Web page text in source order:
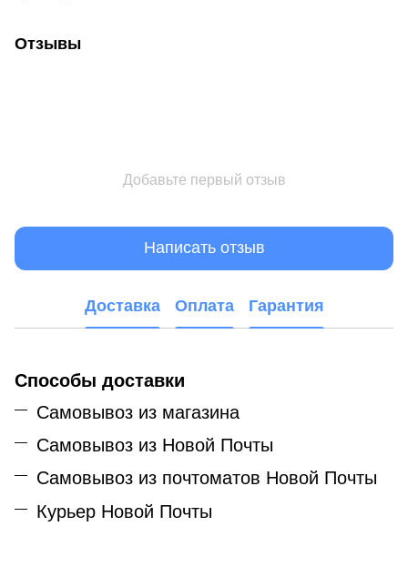
Отзывы
Добавьте первый отзыв
Написать отзыв
Доставка Оплата Гарантия
Способы доставки
Самовывоз из магазина
Самовывоз из Новой Почты
Самовывоз из почтоматов Новой Почты
Курьер Новой Почты